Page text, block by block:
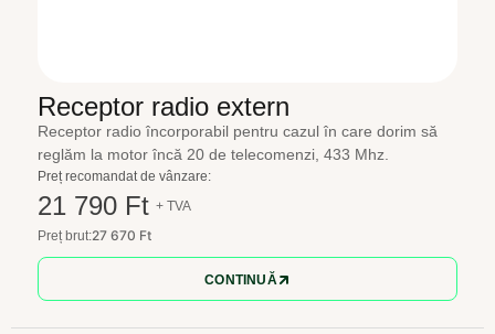
Receptor radio extern
Receptor radio încorporabil pentru cazul în care dorim să
reglăm la motor încă 20 de telecomenzi, 433 Mhz.
Preț recomandat de vânzare:
21 790 Ft + TVA
Preț brut:27 670 Ft
CONTINUĂ